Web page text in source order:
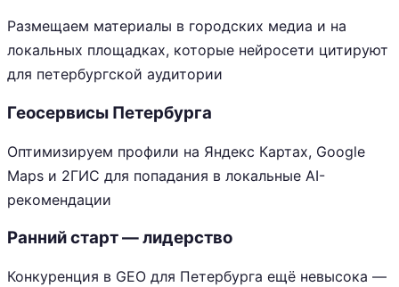
Размещаем материалы в городских медиа и на
локальных площадках, которые нейросети цитируют
для петербургской аудитории
Геосервисы Петербурга
Оптимизируем профили на Яндекс Картах, Google
Maps и 2ГИС для попадания в локальные AI-
рекомендации
Ранний старт — лидерство
Конкуренция в GEO для Петербурга ещё невысока —